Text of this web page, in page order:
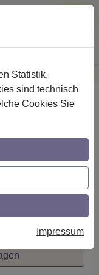
· Sichere Zahlung
260 cm
Statistik,
sind technisch
Cookies Sie
Impressum